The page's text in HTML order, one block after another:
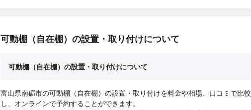
可動棚（自在棚）の設置・取り付けについて
可動棚（自在棚）の設置・取り付けについて
富山県南砺市の可動棚（自在棚）の設置・取り付けを料金や相場、口コミで比較
し、オンラインで予約することができます。